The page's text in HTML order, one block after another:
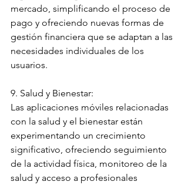
mercado, simplificando el proceso de
pago y ofreciendo nuevas formas de
gestión financiera que se adaptan a las
necesidades individuales de los
usuarios.
9. Salud y Bienestar:
Las aplicaciones móviles relacionadas
con la salud y el bienestar están
experimentando un crecimiento
significativo, ofreciendo seguimiento
de la actividad física, monitoreo de la
salud y acceso a profesionales